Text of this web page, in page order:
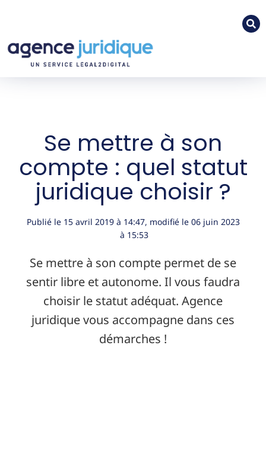
Se mettre à son
compte : quel statut
juridique choisir ?
Publié le 15 avril 2019à 14:47, modifié le 06 juin 2023
à 15:53
Se mettre à son compte permet de se
sentir libre et autonome. Il vous faudra
choisir le statut adéquat. Agence
juridique vous accompagne dans ces
démarches !